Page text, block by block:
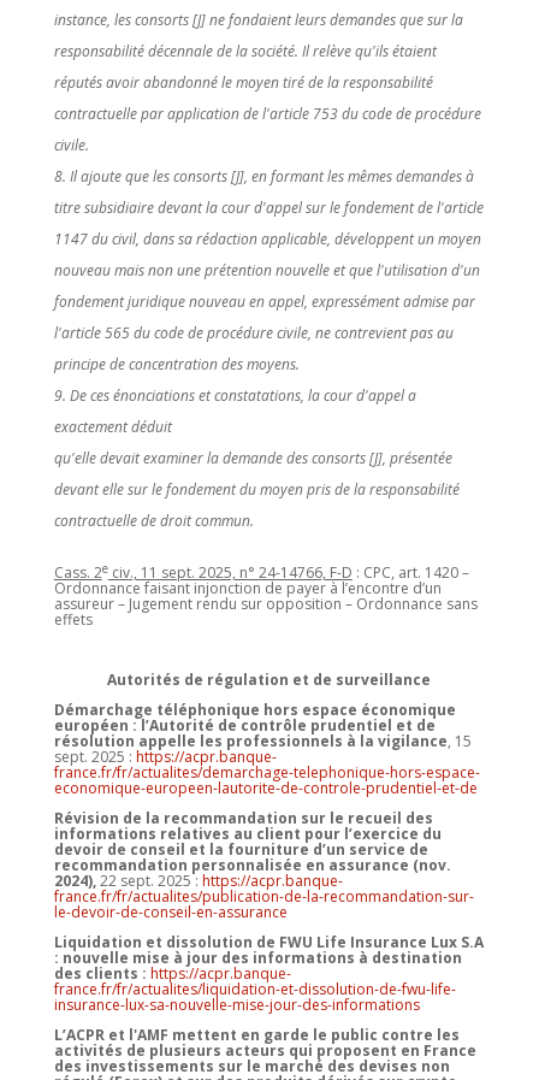
instance, les consorts [J] ne fondaient leurs demandes que sur la
responsabilité décennale de la société. Il relève qu'ils étaient
réputés avoir abandonné le moyen tiré de la responsabilité
contractuelle par application de l'article 753 du code de procédure
civile.
8. Il ajoute que les consorts [J], en formant les mêmes demandes à
titre subsidiaire devant la cour d'appel sur le fondement de l'article
1147 du civil, dans sa rédaction applicable, développent un moyen
nouveau mais non une prétention nouvelle et que l'utilisation d'un
fondement juridique nouveau en appel, expressément admise par
l'article 565 du code de procédure civile, ne contrevient pas au
principe de concentration des moyens.
9. De ces énonciations et constatations, la cour d'appel a
exactement déduit
qu'elle devait examiner la demande des consorts [J], présentée
devant elle sur le fondement du moyen pris de la responsabilité
contractuelle de droit commun.
Cass. 2eciv., 11 sept. 2025, n° 24-14766, F-D : CPC, art. 1420 –
Ordonnance faisant injonction de payer à l’encontre d’un
assureur – Jugement rendu sur opposition – Ordonnance sans
effets
Autorités de régulation et de surveillance
Démarchage téléphonique hors espace économique
européen : l’Autorité de contrôle prudentiel et de
résolution appelle les professionnels à la vigilance, 15
sept. 2025 : https://acpr.banque-
france.fr/fr/actualites/demarchage-telephonique-hors-espace-
economique-europeen-lautorite-de-controle-prudentiel-et-de
Révision de la recommandation sur le recueil des
informations relatives au client pour l’exercice du
devoir de conseil et la fourniture d’un service de
recommandation personnalisée en assurance (nov.
2024),22 sept. 2025 : https://acpr.banque-
france.fr/fr/actualites/publication-de-la-recommandation-sur-
le-devoir-de-conseil-en-assurance
Liquidation et dissolution de FWU Life Insurance Lux S.A
: nouvelle mise à jour des informations à destination
des clients : https://acpr.banque-
france.fr/fr/actualites/liquidation-et-dissolution-de-fwu-life-
insurance-lux-sa-nouvelle-mise-jour-des-informations
L’ACPR et l'AMF mettent en garde le public contre les
activités de plusieurs acteurs qui proposent en France
des investissements sur le marché des devises non